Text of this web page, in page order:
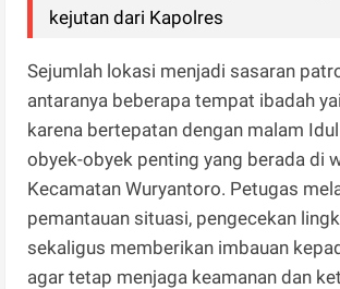
kejutan dari Kapolres
Sejumlah lokasi menjadi sasaran
antaranya beberapa tempat ibadah
karena bertepatan dengan malam
obyek-obyek penting yang berada di
Kecamatan Wuryantoro. Petugas
pemantauan situasi, pengecekan
sekaligus memberikan imbauan
agar tetap menjaga keamanan dan